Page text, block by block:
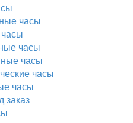
часы
часы
часы
часы
часы
заказ